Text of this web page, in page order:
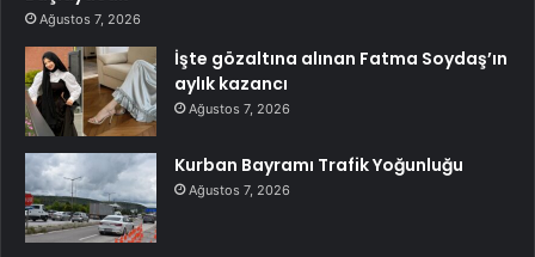
Ağustos 7, 2026
İşte gözaltına alınan Fatma Soydaş’ın
aylık kazancı
Ağustos 7, 2026
Kurban Bayramı Trafik Yoğunluğu
Ağustos 7, 2026